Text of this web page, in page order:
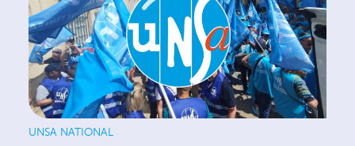
UNSA NATIONAL